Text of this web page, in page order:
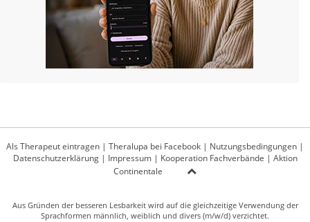
Als Therapeut eintragen | Theralupa bei Facebook | Nutzungsbedingungen |
Datenschutzerklärung| Impressum| Kooperation Fachverbände | Aktion
Continentale
Aus Gründen der besseren Lesbarkeit wird auf die gleichzeitige Verwendung der
Sprachformen männlich, weiblich und divers (m/w/d) verzichtet.